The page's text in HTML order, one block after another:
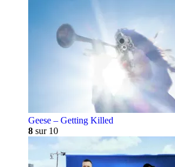
Geese – Getting Killed
8 sur 10